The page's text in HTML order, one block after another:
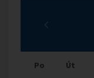
Po Út